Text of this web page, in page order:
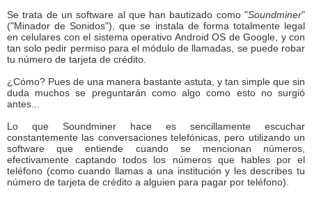
Se trata de un software al que han bautizado como "Soundminer"
("Minador de Sonidos"), que se instala de forma totalmente legal
en celulares con el sistema operativo Android OS de Google, y con
tan solo pedir permiso para el módulo de llamadas, se puede robar
tu número de tarjeta de crédito.
¿Cómo? Pues de una manera bastante astuta, y tan simple que sin
duda muchos se preguntarán como algo como esto no surgió
antes...
Lo que Soundminer hace es sencillamente escuchar
constantemente las conversaciones telefónicas, pero utilizando un
software que entiende cuando se mencionan números,
efectivamente captando todos los números que hables por el
teléfono (como cuando llamas a una institución y les describes tu
número de tarjeta de crédito a alguien para pagar por teléfono).